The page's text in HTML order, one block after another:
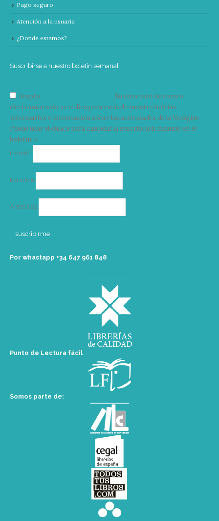
Pago seguro
Atención a la usuaria
¿Donde estamos?
Suscribirse a nuestro boletín semanal
Acepto
Su dirección de correo
electrónico solo se utiliza para enviarle nuestro boletín
informativo e información sobre las actividades de la Vorágine.
Puede usar el enlace para cancelar la suscripción incluido en el
boletín. >
E-mail*
Nombre
Apellidos
Por whastapp +34 ‭647 961 848‬
Punto de Lectura fácil
Somos parte de: